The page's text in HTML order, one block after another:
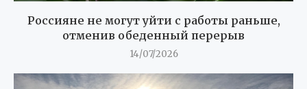
Россияне не могут уйти с работы раньше,
отменив обеденный перерыв
14/07/2026